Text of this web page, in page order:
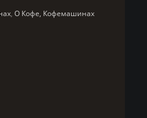
,О Кофе, Кофемашинах